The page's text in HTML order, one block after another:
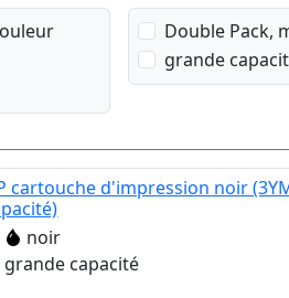
Double Pack,
grande
cartouche d'impression noir
noir
grande capacité